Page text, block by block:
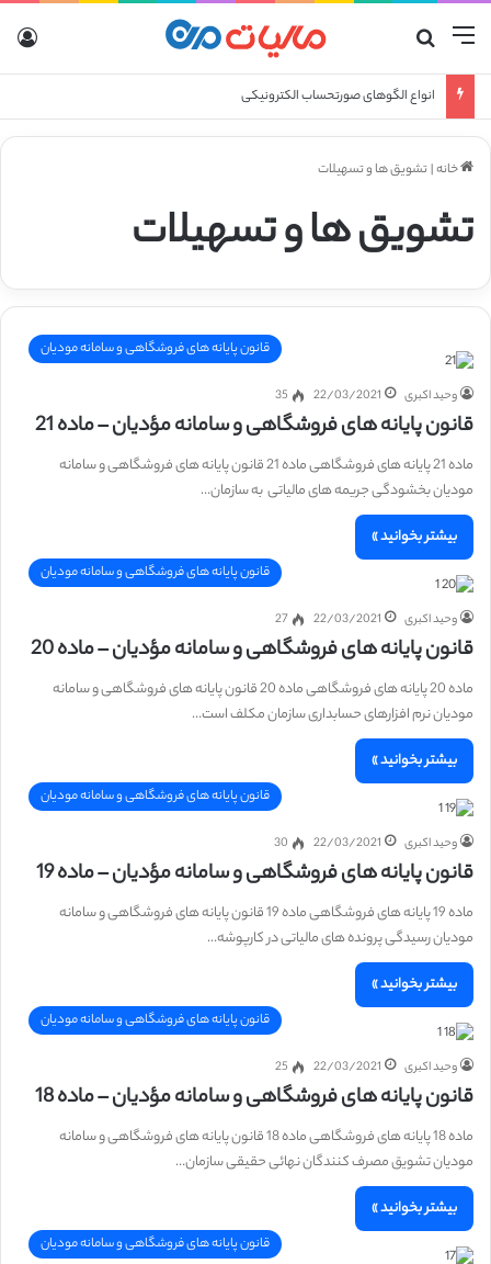
منو
انواع الگوهای صورتحساب الکترونیکی
خانه|تشویق ها و تسهیلات
تشویق ها و تسهیلات
قانون پایانه های فروشگاهی و سامانه مودیان
وحید اکبری 22/03/2021
35
قانون پایانه های فروشگاهی و سامانه مؤدیان – ماده 21
ماده 21 پایانه های فروشگاهی ماده 21 قانون پایانه های فروشگاهی و سامانه
مودیان بخشودگی جریمه های مالیاتی به سازمان…
بیشتر بخوانید »
قانون پایانه های فروشگاهی و سامانه مودیان
وحید اکبری 22/03/2021
27
قانون پایانه های فروشگاهی و سامانه مؤدیان – ماده 20
ماده 20 پایانه های فروشگاهی ماده 20 قانون پایانه های فروشگاهی و سامانه
مودیان نرم افزارهای حسابداری سازمان مکلف است…
بیشتر بخوانید »
قانون پایانه های فروشگاهی و سامانه مودیان
وحید اکبری 22/03/2021
30
قانون پایانه های فروشگاهی و سامانه مؤدیان – ماده 19
ماده 19 پایانه های فروشگاهی ماده 19 قانون پایانه های فروشگاهی و سامانه
مودیان رسیدگی پرونده های مالیاتی در کارپوشه…
بیشتر بخوانید »
قانون پایانه های فروشگاهی و سامانه مودیان
وحید اکبری 22/03/2021
25
قانون پایانه های فروشگاهی و سامانه مؤدیان – ماده 18
ماده 18 پایانه های فروشگاهی ماده 18 قانون پایانه های فروشگاهی و سامانه
مودیان تشویق مصرف کنندگان نهائی حقیقی سازمان…
بیشتر بخوانید »
قانون پایانه های فروشگاهی و سامانه مودیان